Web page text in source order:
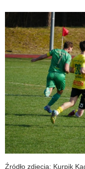
Źródło zdjęcia: Kurpik